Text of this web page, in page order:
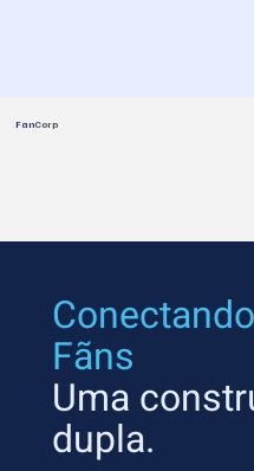
FanCorp
Fãns
Uma
dupla.